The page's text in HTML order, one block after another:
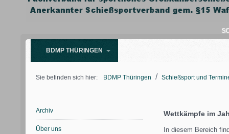
BDMP THÜRINGEN
Sie befinden sich hier: BDMP Thüringen / Schießsport und
Wettkämpfe im
In diesem Bereich
Archiv
Über uns